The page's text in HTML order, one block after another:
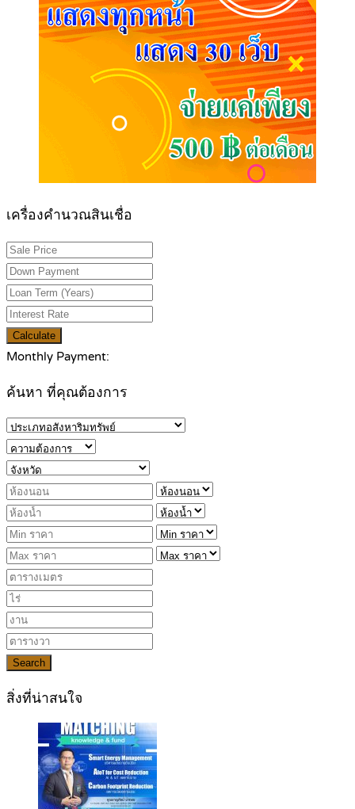
เครื่องคำนวณสินเชื่อ
Calculate
Monthly Payment:
ค้นหา ที่คุณต้องการ
Search
สิ่งที่น่าสนใจ